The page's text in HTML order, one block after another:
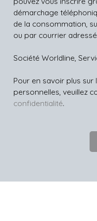
démarchage
de la consommation,
ou par courrier
Société Worldline,
Pour en savoir plus
personnelles, veuillez
confidentialité.